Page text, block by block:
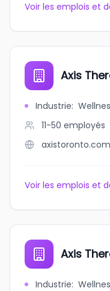
Voir les emplois et
Axis
Industrie:
11-50 employés
axistoronto.com
Voir les emplois et
Axis
Industrie: